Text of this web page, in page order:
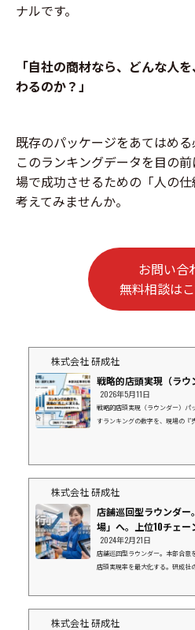
ナルです。
「自社の商材なら、どんな人
わるのか？」
既存のパッケージをあてはめる
このランキングデータを目の
場で成功させるための「人の
考えてみませんか。
お問い合
無料相談は
株式会社 研成社
戦略的店頭実現（ラ
2026年5月11日
戦略的店頭実現（ラウンダー）パ
すランキングの数字を、現場の『
促物が届いているはずなのに、活
株式会社 研成社
店舗巡回型ラウンダ
場」へ。上位10チェー
2024年2月21日
店舗巡回型ラウンダー。本部合意
店頭実現率を最大化する。研成社
て年間数千万円規模の機会損失（
株式会社 研成社